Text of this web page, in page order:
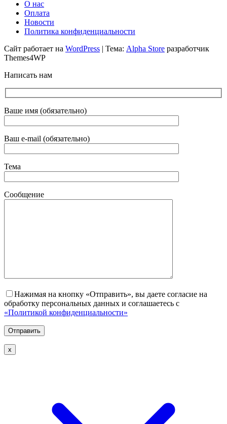
О нас
Оплата
Новости
Политика конфиденциальности
Сайт работает на WordPress | Тема: Alpha Store разработчик
Themes4WP
Написать нам
Ваше имя (обязательно)
Ваш e-mail (обязательно)
Тема
Сообщение
Нажимая на кнопку «Отправить», вы даете согласие на
обработку персональных данных и соглашаетесь с
«Политикой конфиденциальности»
х